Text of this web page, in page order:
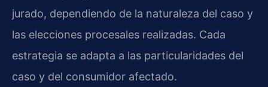
jurado, dependiendo de la naturaleza del caso y
las elecciones procesales realizadas. Cada
estrategia se adapta a las particularidades del
caso y del consumidor afectado.